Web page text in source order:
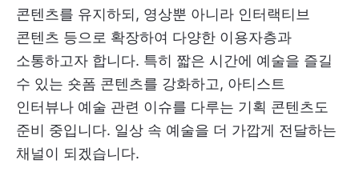
콘텐츠를 유지하되, 영상뿐 아니라 인터랙티브
콘텐츠 등으로 확장하여 다양한 이용자층과
소통하고자 합니다. 특히 짧은 시간에 예술을 즐길
수 있는 숏폼 콘텐츠를 강화하고, 아티스트
인터뷰나 예술 관련 이슈를 다루는 기획 콘텐츠도
준비 중입니다. 일상 속 예술을 더 가깝게 전달하는
채널이 되겠습니다.